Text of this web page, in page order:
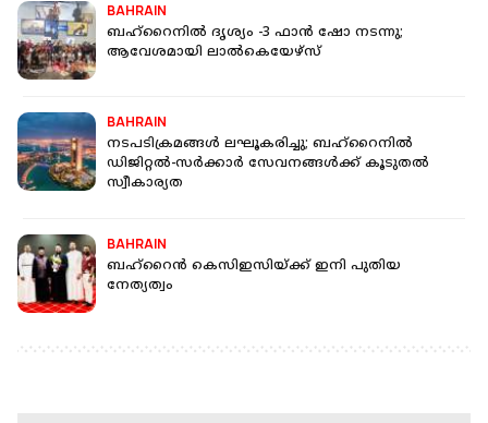
BAHRAIN
ബഹ്റൈനില്‍ ദൃശ്യം -3 ഫാന്‍ ഷോ നടന്നു;
ആവേശമായി ലാൽകെയേഴ്സ്
BAHRAIN
നടപടിക്രമങ്ങൾ ലഘൂകരിച്ചു; ബഹ്‌റൈനില്‍
ഡിജിറ്റല്‍-സര്‍ക്കാര്‍ സേവനങ്ങള്‍ക്ക് കൂടുതല്‍
സ്വീകാര്യത
BAHRAIN
ബഹ്റൈൻ കെസിഇസിയ്ക്ക് ഇനി പുതിയ
നേത്യത്വം